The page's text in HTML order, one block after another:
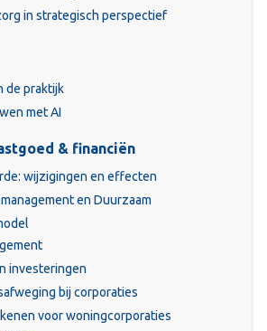
in strategisch perspectief
de praktijk
met AI
& financiën
wijzigingen en effecten
en Duurzaam
investeringen
bij corporaties
voor woningcorporaties